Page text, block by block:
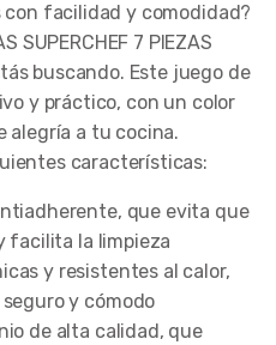
facilidad y comodidad?
SUPERCHEF 7 PIEZAS
buscando. Este juego de
y práctico, con un color
alegría a tu cocina.
características:
que evita que
facilita la limpieza
y resistentes al calor,
y cómodo
de alta calidad, que